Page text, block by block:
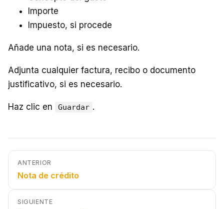
Importe
Impuesto, si procede
Añade una nota, si es necesario.
Adjunta cualquier factura, recibo o documento
justificativo, si es necesario.
Haz clic en Guardar .
ANTERIOR
Nota de crédito
SIGUIENTE